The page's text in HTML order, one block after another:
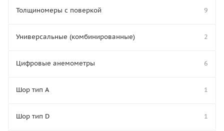
Толщиномеры с поверкой 9
Универсальные (комбинированные) 2
Цифровые анемометры 6
Шор тип A 1
Шор тип D 1